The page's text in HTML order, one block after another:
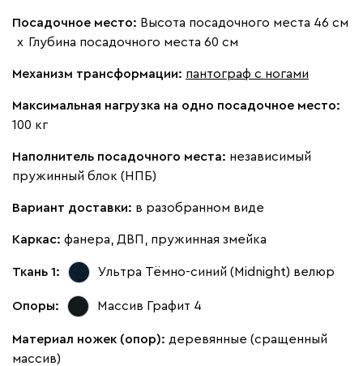
Жёлтый Песочный Розовый
Ланза
Бежевый
Посадочное место: Высота посадочного места 46 см
х Глубина посадочного места 60 см
Механизм трансформации: пантограф с ногами
Максимальная нагрузка на одно посадочное место:
100 кг
Наполнитель посадочного места: независимый
пружинный блок (НПБ)
Вариант доставки: в разобранном виде
Каркас: фанера, ДВП, пружинная змейка
Ткань 1: Ультра Тёмно-синий (Midnight) велюр
Опоры: Массив Графит 4
Материал ножек (опор): деревянные (сращенный
массив)